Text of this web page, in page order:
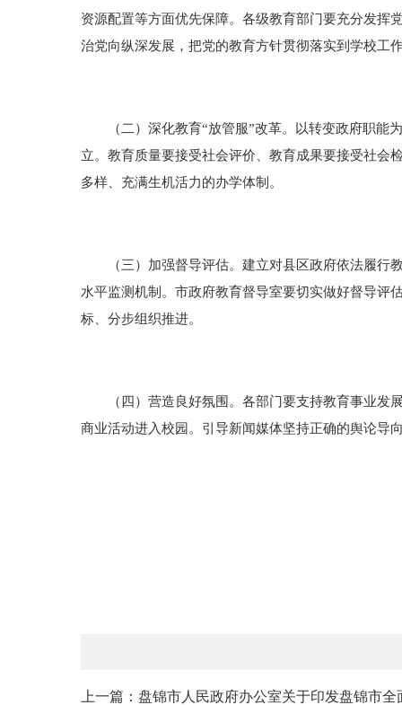
资源配置等方面优先保障。各级教育部门要充分发挥
治党向纵深发展，把党的教育方针贯彻落实到学校工
（二）深化教育“放管服”改革。以转变政府职能
立。教育质量要接受社会评价、教育成果要接受社会
多样、充满生机活力的办学体制。
（三）加强督导评估。建立对县区政府依法履行教
水平监测机制。市政府教育督导室要切实做好督导评
标、分步组织推进。
（四）营造良好氛围。各部门要支持教育事业发展
商业活动进入校园。引导新闻媒体坚持正确的舆论导
上一篇：盘锦市人民政府办公室关于印发盘锦市